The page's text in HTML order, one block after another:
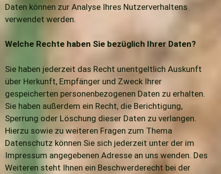
Daten können zur Analyse Ihres Nutzerverhaltens
verwendet werden.
Welche Rechte haben Sie bezüglich Ihrer Daten?
Sie haben jederzeit das Recht unentgeltlich Auskunft
über Herkunft, Empfänger und Zweck Ihrer
gespeicherten personenbezogenen Daten zu erhalten.
Sie haben außerdem ein Recht, die Berichtigung,
Sperrung oder Löschung dieser Daten zu verlangen.
Hierzu sowie zu weiteren Fragen zum Thema
Datenschutz können Sie sich jederzeit unter der im
Impressum angegebenen Adresse an uns wenden. Des
Weiteren steht Ihnen ein Beschwerderecht bei der